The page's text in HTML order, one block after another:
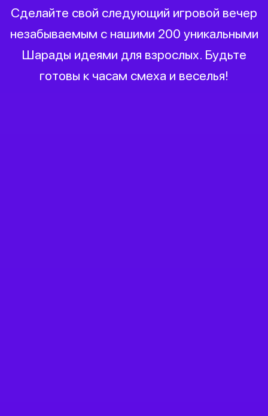
Сделайте свой следующий игровой вечер
незабываемым с нашими 200 уникальными
Шарады идеями для взрослых. Будьте
готовы к часам смеха и веселья!